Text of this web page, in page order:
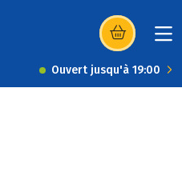
(s’ouvre dans
Ouvert jusqu'à 19:00